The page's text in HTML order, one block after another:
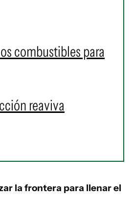
combustibles para
reaviva
la frontera para llenar el